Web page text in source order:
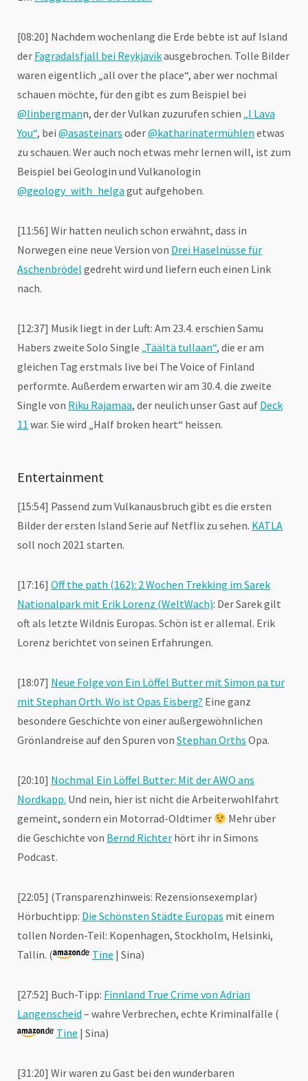
[08:20] Nachdem wochenlang die Erde bebte ist auf Island
der Fagradalsfjall bei Reykjavikausgebrochen. Tolle Bilder
waren eigentlich „all over the place“, aber wer nochmal
schauen möchte, für den gibt es zum Beispiel bei
@linbergmann, der der Vulkan zuzurufen schien „I Lava
You“, bei @asasteinars oder@katharinatermühlen etwas
zu schauen. Wer auch noch etwas mehr lernen will, ist zum
Beispiel bei Geologin und Vulkanologin
@geology_with_helga gut aufgehoben.
[11:56] Wir hatten neulich schon erwähnt, dass in
Norwegen eine neue Version von Drei Haselnüsse für
Aschenbrödel gedreht wird und liefern euch einen Link
nach.
[12:37] Musik liegt in der Luft: Am 23.4. erschien Samu
Habers zweite Solo Single „Täältä tullaan“, die er am
gleichen Tag erstmals live bei The Voice of Finland
performte. Außerdem erwarten wir am 30.4. die zweite
Single von Riku Rajamaa, der neulich unser Gast auf Deck
11 war. Sie wird „Half broken heart“ heissen.
Entertainment
[15:54] Passend zum Vulkanausbruch gibt es die ersten
Bilder der ersten Island Serie auf Netflix zu sehen. KATLA
soll noch 2021 starten.
[17:16] Off the path (162): 2 Wochen Trekking im Sarek
Nationalpark mit Erik Lorenz (WeltWach): Der Sarek gilt
oft als letzte Wildnis Europas. Schön ist er allemal. Erik
Lorenz berichtet von seinen Erfahrungen.
[18:07] Neue Folge von Ein Löffel Butter mit Simon pa tur
mit Stephan Orth. Wo ist Opas Eisberg? Eine ganz
besondere Geschichte von einer außergewöhnlichen
Grönlandreise auf den Spuren von Stephan Orths Opa.
[20:10] Nochmal Ein Löffel Butter: Mit der AWO ans
Nordkapp. Und nein, hier ist nicht die Arbeiterwohlfahrt
gemeint, sondern ein Motorrad-Oldtimer
Mehr über
die Geschichte von Bernd Richter hört ihr in Simons
Podcast.
[22:05] (Transparenzhinweis: Rezensionsexemplar)
Hörbuchtipp: Die Schönsten Städte Europas mit einem
tollen Norden-Teil: Kopenhagen, Stockholm, Helsinki,
Tallin. (
Tine | Sina)
[27:52] Buch-Tipp: Finnland True Crime von Adrian
Langenscheid – wahre Verbrechen, echte Kriminalfälle (
Tine | Sina)
[31:20] Wir waren zu Gast bei den wunderbaren